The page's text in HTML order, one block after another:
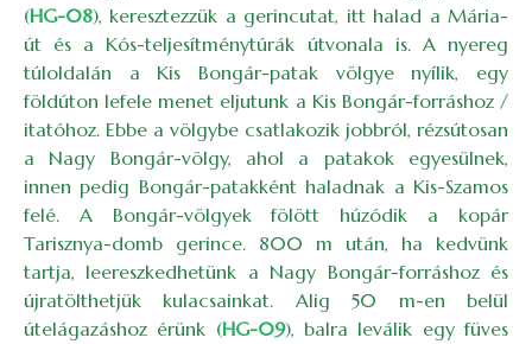
(HG-08), keresztezzük a gerincutat, itt halad a Mária-
út és a Kós-teljesítménytúrák útvonala is. A nyereg
túloldalán a Kis Bongár-patak völgye nyílik, egy
földúton lefele menet eljutunk a Kis Bongár-forráshoz /
itatóhoz. Ebbe a völgybe csatlakozik jobbról, rézsútosan
a Nagy Bongár-völgy, ahol a patakok egyesülnek,
innen pedig Bongár-patakként haladnak a Kis-Szamos
felé. A Bongár-völgyek fölött húzódik a kopár
Tarisznya-domb gerince. 800 m után, ha kedvünk
tartja, leereszkedhetünk a Nagy Bongár-forráshoz és
újratölthetjük kulacsainkat. Alig 50 m-en belül
útelágazáshoz érünk (HG-09), balra leválik egy füves